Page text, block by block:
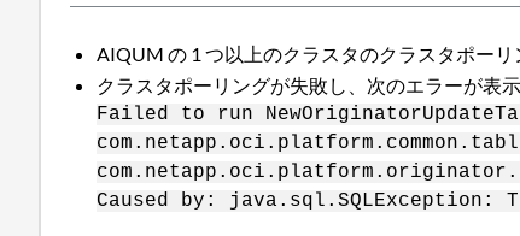
AIQUM の 1 つ以上のクラスタのクラスタポー
クラスタポーリングが失敗し、次のエラーが表
Failed to run
Caused by: